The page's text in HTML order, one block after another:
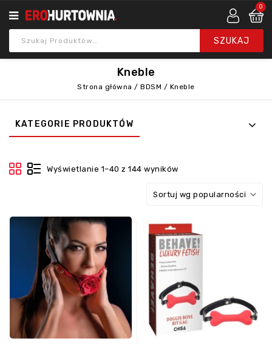
0
Kneble
Strona główna /BDSM / Kneble
KATEGORIE PRODUKTÓW
Wyświetlanie 1–40 z 144 wyników
Sortuj wg popularności